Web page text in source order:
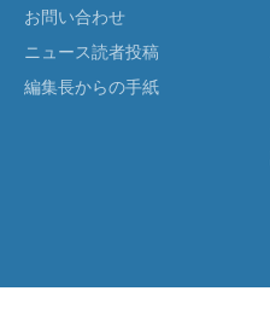
お問い合わせ
ニュース読者投稿
編集長からの手紙